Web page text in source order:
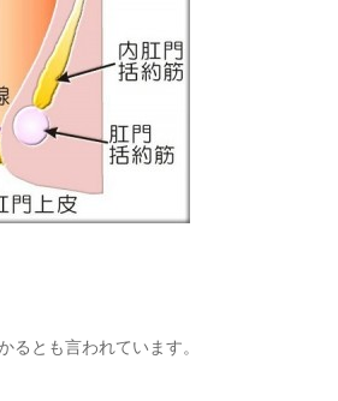
るとも言われています。